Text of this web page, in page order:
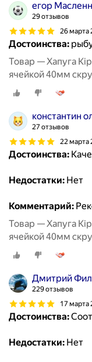
егор
29 отзывов
26 марта
Достоинства:
Товар — Хапуга
ячейкой 40мм
константин
27 отзывов
22 марта
Достоинства:
Недостатки: Нет
Комментарий:
Товар — Хапуга
ячейкой 40мм
Дмитрий
229 отзывов
17 марта
Достоинства:
Недостатки: Нет